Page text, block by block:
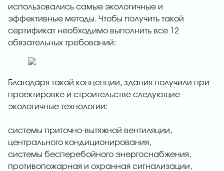
использовались самые экологичные и
эффективные методы. Чтобы получить такой
сертификат необходимо выполнить все 12
обязательных требований:
Благодаря такой концепции, здания получили при
проектировке и строительстве следующие
экологичные технологии:
системы приточно-вытяжной вентиляции,
центрального кондиционирования,
системы бесперебойного энергоснабжения,
противопожарная и охранная сигнализации,